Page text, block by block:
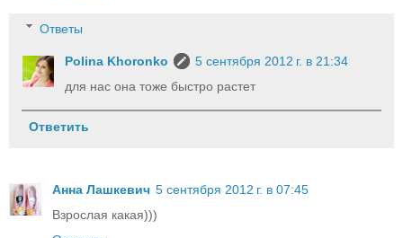
Ответы
Polina Khoronko
5 сентября 2012 г. в 21:34
для нас она тоже быстро растет
Ответить
Анна Лашкевич 5 сентября 2012 г. в 07:45
Взрослая какая)))